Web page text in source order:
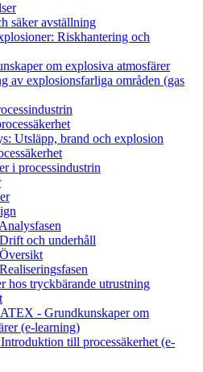
säker avställning
Riskhantering och
om explosiva atmosfärer
av explosionsfarliga områden (gas
Utsläpp, brand och explosion
i processindustrin
och underhåll
hos tryckbärande utrustning
- Grundkunskaper om
(e-learning)
till processäkerhet (e-